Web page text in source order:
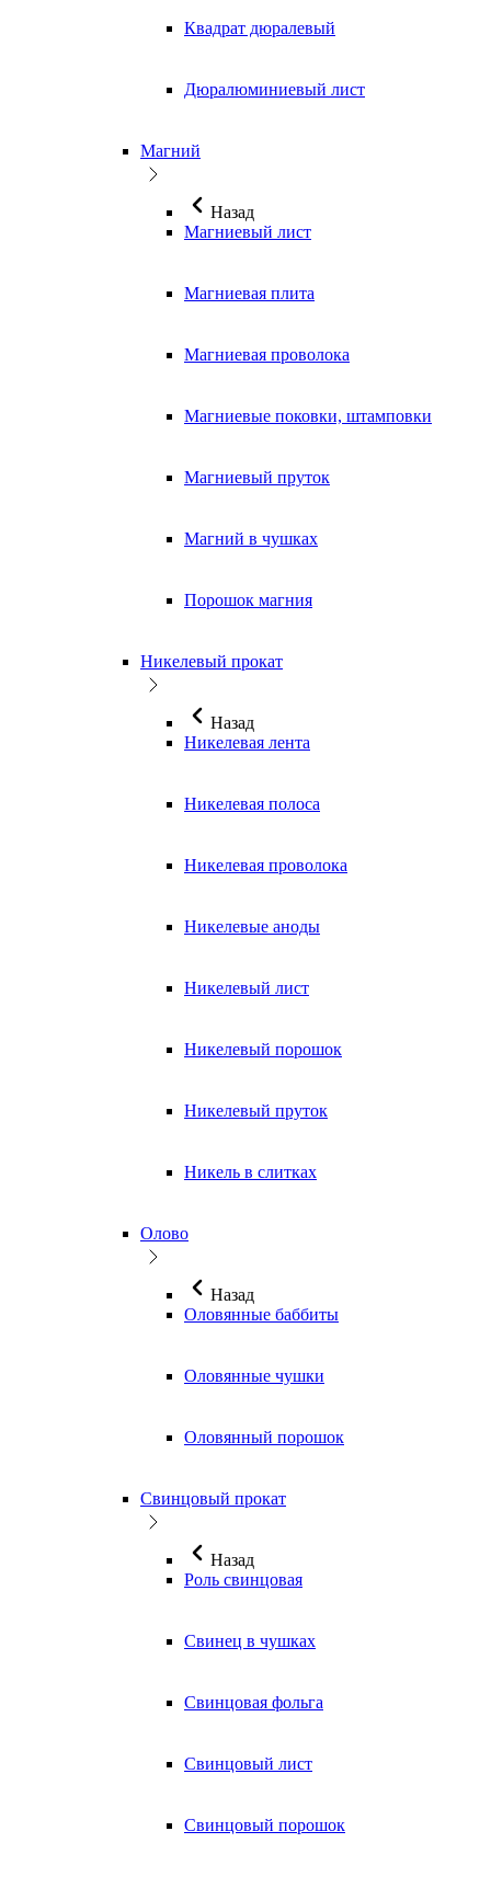
Квадрат дюралевый
Дюралюминиевый лист
Магний
Назад
Магниевый лист
Магниевая плита
Магниевая проволока
Магниевые поковки, штамповки
Магниевый пруток
Магний в чушках
Порошок магния
Никелевый прокат
Назад
Никелевая лента
Никелевая полоса
Никелевая проволока
Никелевые аноды
Никелевый лист
Никелевый порошок
Никелевый пруток
Никель в слитках
Олово
Назад
Оловянные баббиты
Оловянные чушки
Оловянный порошок
Свинцовый прокат
Назад
Роль свинцовая
Свинец в чушках
Свинцовая фольга
Свинцовый лист
Свинцовый порошок